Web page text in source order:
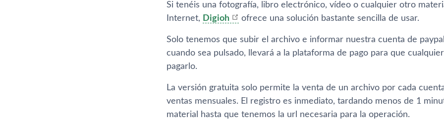
Si tenéis una fotografí­a, libro electrónico, ví­deo o cualquier otro
Internet, Digioh ofrece una solución bastante sencilla de usar.
Solo tenemos que subir el archivo e informar nuestra cuenta de
cuando sea pulsado, llevará a la plataforma de pago para que
pagarlo.
La versión gratuita solo permite la venta de un archivo por cada
ventas mensuales. El registro es inmediato, tardando menos de 1
material hasta que tenemos la url necesaria para la operación.